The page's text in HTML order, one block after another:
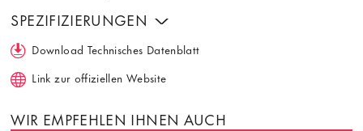
SPEZIFIZIERUNGEN
Download Technisches Datenblatt
Link zur offiziellen Website
WIR EMPFEHLEN IHNEN AUCH